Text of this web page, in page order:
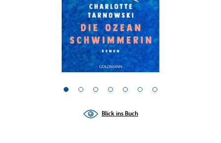
Blick ins Buch